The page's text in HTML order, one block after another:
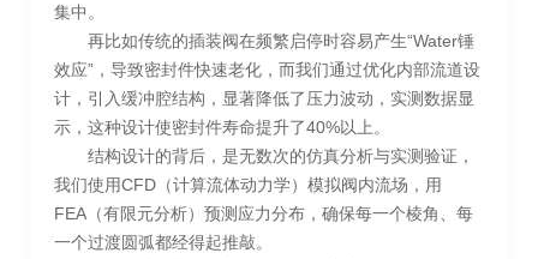
集中。
再比如传统的插装阀在频繁启停时容易产生“Water锤
效应”，导致密封件快速老化，而我们通过优化内部流道设
计，引入缓冲腔结构，显著降低了压力波动，实测数据显
示，这种设计使密封件寿命提升了40%以上。
结构设计的背后，是无数次的仿真分析与实测验证，
我们使用CFD（计算流体动力学）模拟阀内流场，用
FEA（有限元分析）预测应力分布，确保每一个棱角、每
一个过渡圆弧都经得起推敲。